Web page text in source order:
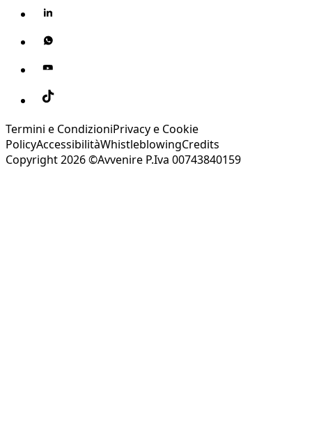
Termini e CondizioniPrivacy e Cookie
PolicyAccessibilitàWhistleblowingCredits
Copyright 2026 ©Avvenire P.Iva 00743840159